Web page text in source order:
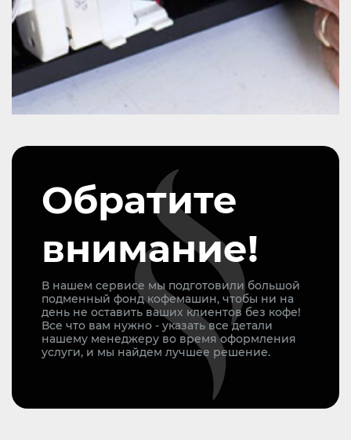
Обратите
внимание!
В нашем сервисе мы подготовили большой
подменный фонд кофемашин, чтобы ни на
день не оставить ваших клиентов без кофе!
Все что вам нужно - указать все детали
нашему менеджеру во время оформления
услуги, и мы найдем лучшее решение.